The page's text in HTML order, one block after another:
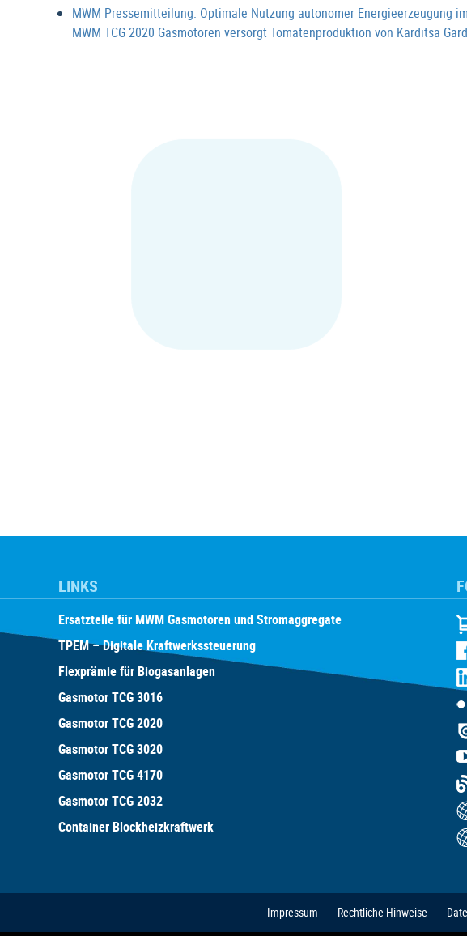
MWM Pressemitteilung: Optimale Nutzung autonomer Energieerzeugung
MWM TCG 2020 Gasmotoren versorgt Tomatenproduktion von Karditsa
LINKS
Ersatzteile für MWM Gasmotoren und Stromaggregate
TPEM – Digitale Kraftwerkssteuerung
Flexprämie für Biogasanlagen
Gasmotor TCG 3016
Gasmotor TCG 2020
Gasmotor TCG 3020
Gasmotor TCG 4170
Gasmotor TCG 2032
Container Blockheizkraftwerk
Impressum Rechtliche Hinweise